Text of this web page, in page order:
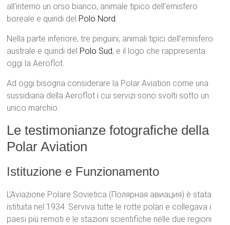
all’interno un orso bianco, animale tipico dell’emisfero
boreale e quindi del Polo Nord.
Nella parte inferiore, tre pinguini, animali tipici dell’emisfero
australe e quindi del Polo Sud, e il logo che rappresenta
oggi la Aeroflot.
Ad oggi bisogna considerare la Polar Aviation come una
sussidiaria della Aeroflot i cui servizi sono svolti sotto un
unico marchio.
Le testimonianze fotografiche della
Polar Aviation
Istituzione e Funzionamento
L’Aviazione Polare Sovietica (Полярная авиация) è stata
istituita nel 1934. Serviva tutte le rotte polari e collegava i
paesi più remoti e le stazioni scientifiche nelle due regioni